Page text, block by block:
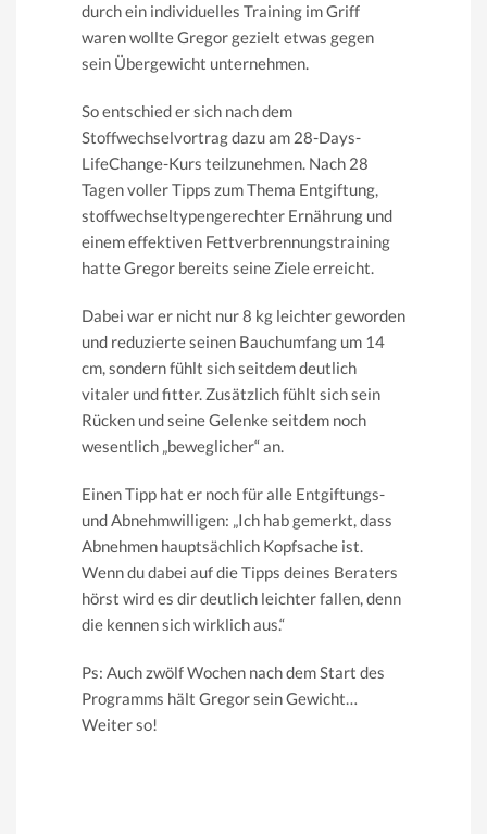
durch ein individuelles Training im Griff
waren wollte Gregor gezielt etwas gegen
sein Übergewicht unternehmen.
So entschied er sich nach dem
Stoffwechselvortrag dazu am 28-Days-
LifeChange-Kurs teilzunehmen. Nach 28
Tagen voller Tipps zum Thema Entgiftung,
stoffwechseltypengerechter Ernährung und
einem effektiven Fettverbrennungstraining
hatte Gregor bereits seine Ziele erreicht.
Dabei war er nicht nur 8 kg leichter geworden
und reduzierte seinen Bauchumfang um 14
cm, sondern fühlt sich seitdem deutlich
vitaler und fitter. Zusätzlich fühlt sich sein
Rücken und seine Gelenke seitdem noch
wesentlich „beweglicher“ an.
Einen Tipp hat er noch für alle Entgiftungs-
und Abnehmwilligen: „Ich hab gemerkt, dass
Abnehmen hauptsächlich Kopfsache ist.
Wenn du dabei auf die Tipps deines Beraters
hörst wird es dir deutlich leichter fallen, denn
die kennen sich wirklich aus.“
Ps: Auch zwölf Wochen nach dem Start des
Programms hält Gregor sein Gewicht…
Weiter so!